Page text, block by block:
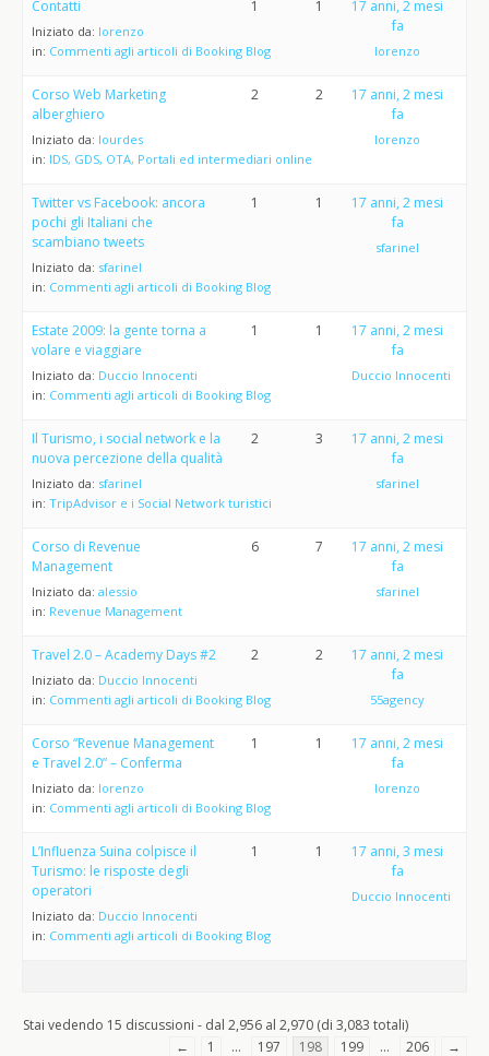
Contatti
Iniziato da: lorenzo
in: Commenti agli articoli di Booking Blog
1 1
17 anni, 2 mesi
fa
lorenzo
Corso Web Marketing
alberghiero
Iniziato da: lourdes
in: IDS, GDS, OTA, Portali ed intermediari online
2 2
17 anni, 2 mesi
fa
lorenzo
Twitter vs Facebook: ancora
pochi gli Italiani che
scambiano tweets
Iniziato da: sfarinel
in: Commenti agli articoli di Booking Blog
1 1
17 anni, 2 mesi
fa
sfarinel
Estate 2009: la gente torna a
volare e viaggiare
Iniziato da: Duccio Innocenti
in: Commenti agli articoli di Booking Blog
1 1
17 anni, 2 mesi
fa
Duccio Innocenti
Il Turismo, i social network e la
nuova percezione della qualità
Iniziato da: sfarinel
in: TripAdvisor e i Social Network turistici
2 3
17 anni, 2 mesi
fa
sfarinel
Corso di Revenue
Management
Iniziato da: alessio
in: Revenue Management
6 7
17 anni, 2 mesi
fa
sfarinel
Travel 2.0 – Academy Days #2
Iniziato da: Duccio Innocenti
in: Commenti agli articoli di Booking Blog
2 2
17 anni, 2 mesi
fa
55agency
Corso “Revenue Management
e Travel 2.0” – Conferma
Iniziato da: lorenzo
in: Commenti agli articoli di Booking Blog
1 1
17 anni, 2 mesi
fa
lorenzo
L’Influenza Suina colpisce il
Turismo: le risposte degli
operatori
Iniziato da: Duccio Innocenti
in: Commenti agli articoli di Booking Blog
1 1
17 anni, 3 mesi
fa
Duccio Innocenti
Stai vedendo 15 discussioni - dal 2,956 al 2,970 (di 3,083 totali)
←
1 … 197 198 199 … 206 →